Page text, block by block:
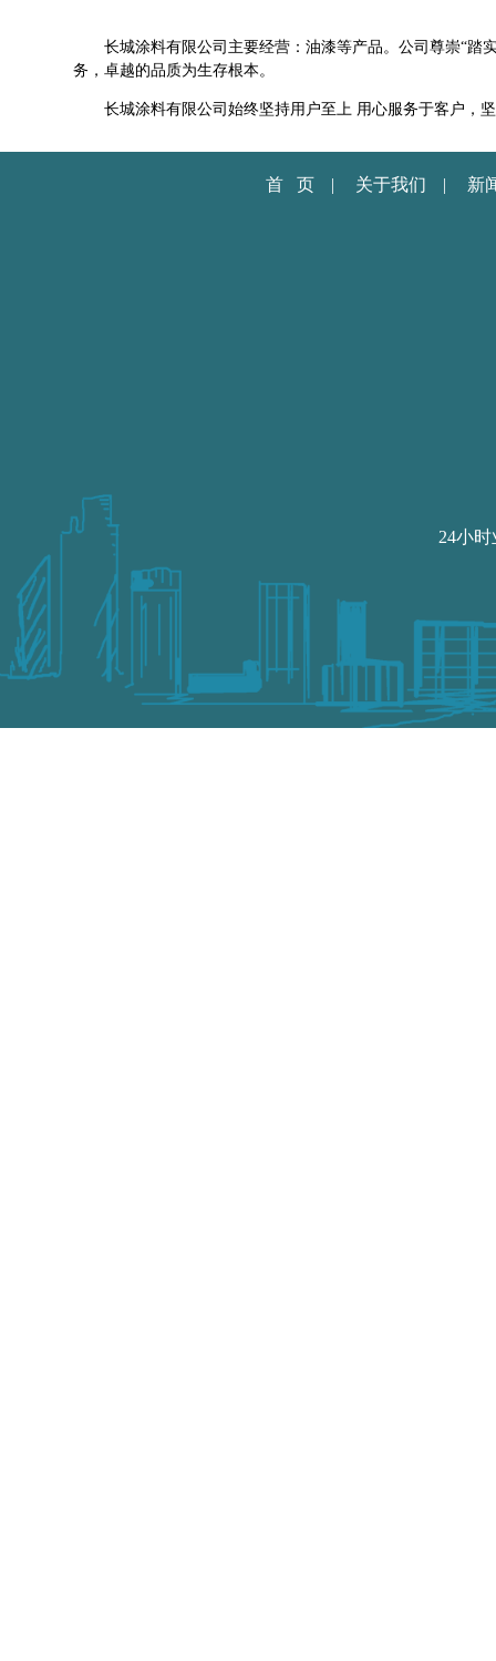
长城涂料有限公司主要经营：油漆等产品。公司尊崇“踏
务，卓越的品质为生存根本。
长城涂料有限公司始终坚持用户至上 用心服务于客户，
首 页 | 关于我们 | 新
24小时